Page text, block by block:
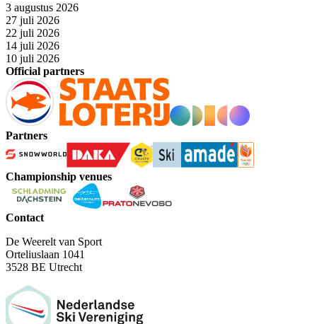
3 augustus 2026
27 juli 2026
22 juli 2026
14 juli 2026
10 juli 2026
Official partners
Partners
Championship venues
Contact
De Weerelt van Sport
Orteliuslaan 1041
3528 BE Utrecht